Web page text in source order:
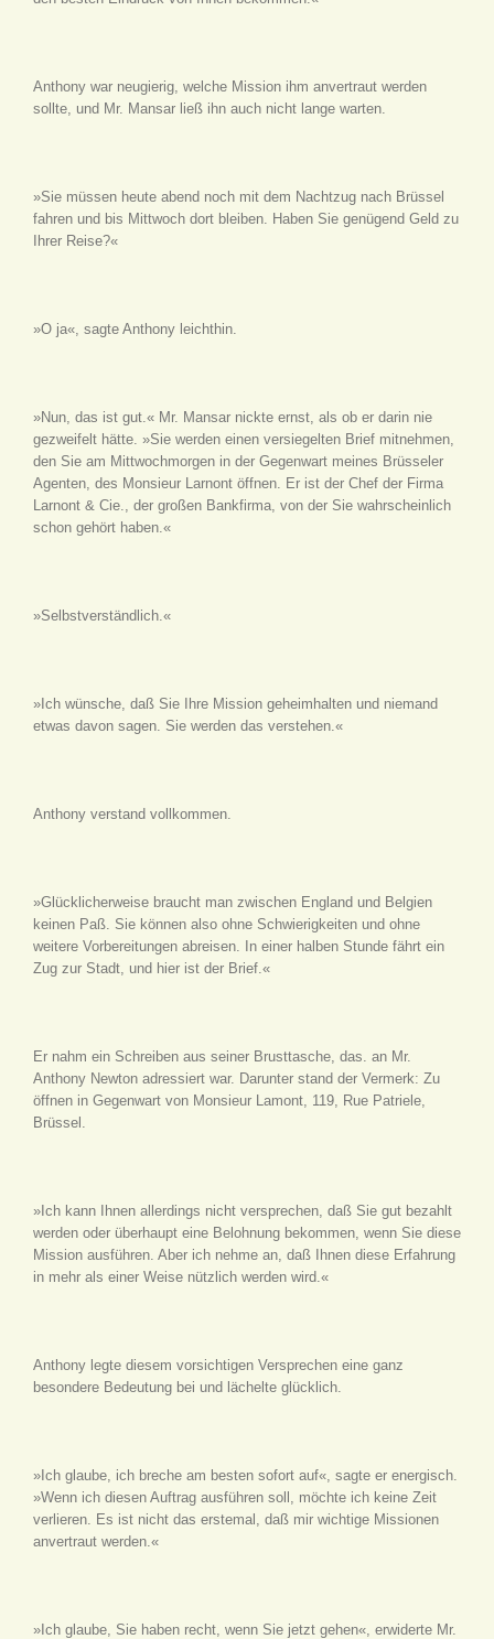
Anthony war neugierig, welche Mission ihm anvertraut werden
sollte, und Mr. Mansar ließ ihn auch nicht lange warten.
»Sie müssen heute abend noch mit dem Nachtzug nach Brüssel
fahren und bis Mittwoch dort bleiben. Haben Sie genügend Geld zu
Ihrer Reise?«
»O ja«, sagte Anthony leichthin.
»Nun, das ist gut.« Mr. Mansar nickte ernst, als ob er darin nie
gezweifelt hätte. »Sie werden einen versiegelten Brief mitnehmen,
den Sie am Mittwochmorgen in der Gegenwart meines Brüsseler
Agenten, des Monsieur Larnont öffnen. Er ist der Chef der Firma
Larnont & Cie., der großen Bankfirma, von der Sie wahrscheinlich
schon gehört haben.«
»Selbstverständlich.«
»Ich wünsche, daß Sie Ihre Mission geheimhalten und niemand
etwas davon sagen. Sie werden das verstehen.«
Anthony verstand vollkommen.
»Glücklicherweise braucht man zwischen England und Belgien
keinen Paß. Sie können also ohne Schwierigkeiten und ohne
weitere Vorbereitungen abreisen. In einer halben Stunde fährt ein
Zug zur Stadt, und hier ist der Brief.«
Er nahm ein Schreiben aus seiner Brusttasche, das. an Mr.
Anthony Newton adressiert war. Darunter stand der Vermerk: Zu
öffnen in Gegenwart von Monsieur Lamont, 119, Rue Patriele,
Brüssel.
»Ich kann Ihnen allerdings nicht versprechen, daß Sie gut bezahlt
werden oder überhaupt eine Belohnung bekommen, wenn Sie diese
Mission ausführen. Aber ich nehme an, daß Ihnen diese Erfahrung
in mehr als einer Weise nützlich werden wird.«
Anthony legte diesem vorsichtigen Versprechen eine ganz
besondere Bedeutung bei und lächelte glücklich.
»Ich glaube, ich breche am besten sofort auf«, sagte er energisch.
»Wenn ich diesen Auftrag ausführen soll, möchte ich keine Zeit
verlieren. Es ist nicht das erstemal, daß mir wichtige Missionen
anvertraut werden.«
»Ich glaube, Sie haben recht, wenn Sie jetzt gehen«, erwiderte Mr.